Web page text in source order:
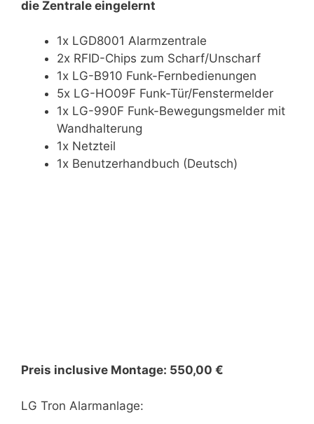
die Zentrale eingelernt
1x LGD8001 Alarmzentrale
2x RFID-Chips zum Scharf/Unscharf
1x LG-B910 Funk-Fernbedienungen
5x LG-HO09F Funk-Tür/Fenstermelder
1x LG-990F Funk-Bewegungsmelder mit
Wandhalterung
1x Netzteil
1x Benutzerhandbuch (Deutsch)
Preis inclusive Montage: 550,00 €
LG Tron Alarmanlage: